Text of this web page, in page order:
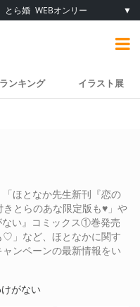
とら婚 WEBオンリー ▼
ランキング イラスト展
ほとなか先生新刊『恋の
とらのあな限定版も♥」や
ない』コミックス①巻発売
♡」など、ほとなかに関す
ンペーンの最新情報をい
がない